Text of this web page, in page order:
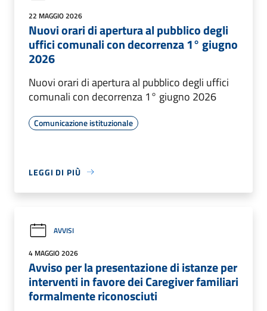
22 MAGGIO 2026
Nuovi orari di apertura al pubblico degli
uffici comunali con decorrenza 1° giugno
2026
Nuovi orari di apertura al pubblico degli uffici
comunali con decorrenza 1° giugno 2026
Comunicazione istituzionale
LEGGI DI PIÙ
AVVISI
4 MAGGIO 2026
Avviso per la presentazione di istanze per
interventi in favore dei Caregiver familiari
formalmente riconosciuti